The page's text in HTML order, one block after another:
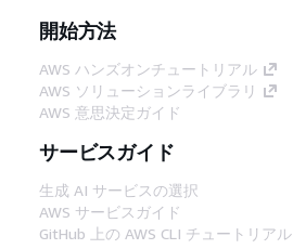
開始方法
AWS ハンズオンチュートリアル
AWS ソリューションライブラリ
AWS 意思決定ガイド
サービスガイド
生成 AI サービスの選択
AWS サービスガイド
GitHub 上の AWS CLI チュートリアル